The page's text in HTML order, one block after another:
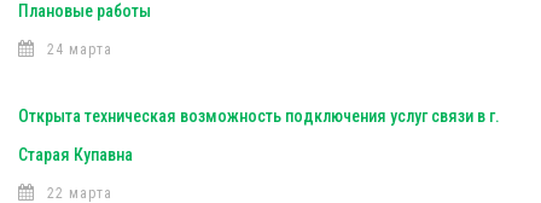
Плановые работы
24 марта
Открыта техническая возможность подключения услуг связи в г.
Старая Купавна
22 марта